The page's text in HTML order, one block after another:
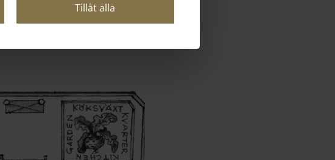
Tillåt alla
Next